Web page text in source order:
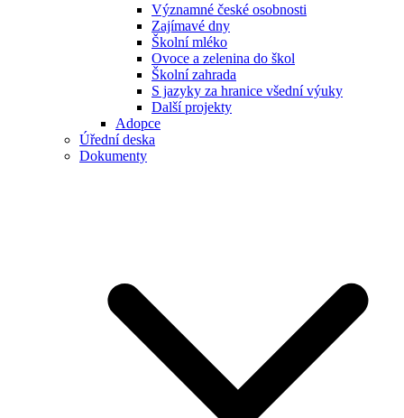
Významné české osobnosti
Zajímavé dny
Školní mléko
Ovoce a zelenina do škol
Školní zahrada
S jazyky za hranice všední výuky
Další projekty
Adopce
Úřední deska
Dokumenty